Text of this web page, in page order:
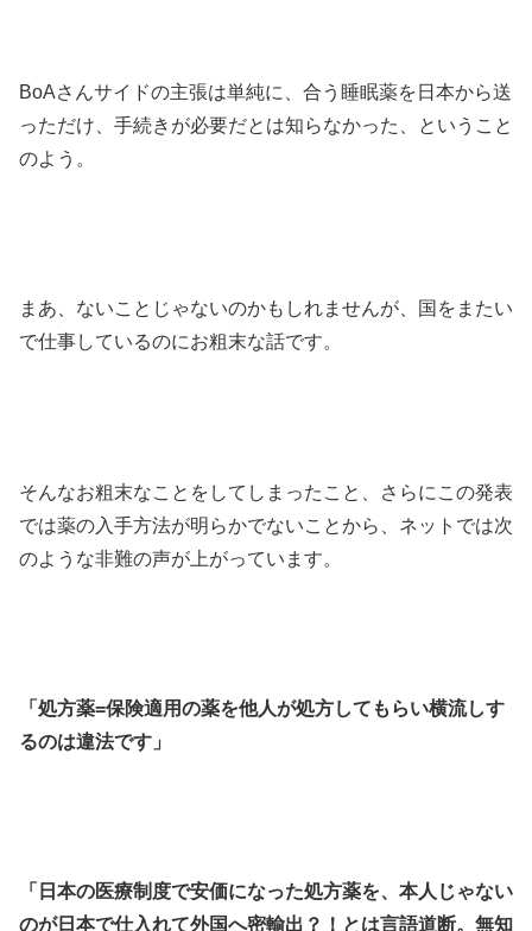
BoAさんサイドの主張は単純に、合う睡眠薬を日本から送
っただけ、手続きが必要だとは知らなかった、ということ
のよう。
まあ、ないことじゃないのかもしれませんが、国をまたい
で仕事しているのにお粗末な話です。
そんなお粗末なことをしてしまったこと、さらにこの発表
では薬の入手方法が明らかでないことから、ネットでは次
のような非難の声が上がっています。
「処方薬=保険適用の薬を他人が処方してもらい横流しす
るのは違法です」
「日本の医療制度で安価になった処方薬を、本人じゃない
のが日本で仕入れて外国へ密輸出？！とは言語道断。無知